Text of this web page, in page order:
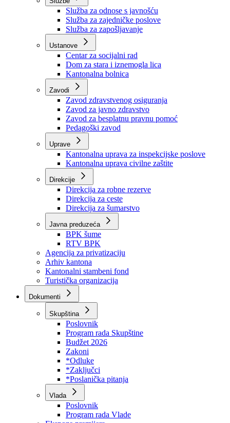
Organizacije
Službe
Služba za odnose s javnošću
Služba za zajedničke poslove
Služba za zapošljavanje
Ustanove
Centar za socijalni rad
Dom za stara i iznemogla lica
Kantonalna bolnica
Zavodi
Zavod zdravstvenog osiguranja
Zavod za javno zdravstvo
Zavod za besplatnu pravnu pomoć
Pedagoški zavod
Kantonalna uprava za inspekcijske poslove
Kantonalna uprava civilne zaštite
Direkcije
Direkcija za robne rezerve
Direkcija za ceste
Direkcija za šumarstvo
Javna preduzeća
BPK šume
RTV BPK
Agencija za privatizaciju
Arhiv kantona
Kantonalni stambeni fond
Turistička organizacija
Dokumenti
Skupština
Poslovnik
Program rada Skupštine
Budžet 2026
Zakoni
*Odluke
*Zaključci
*Poslanička pitanja